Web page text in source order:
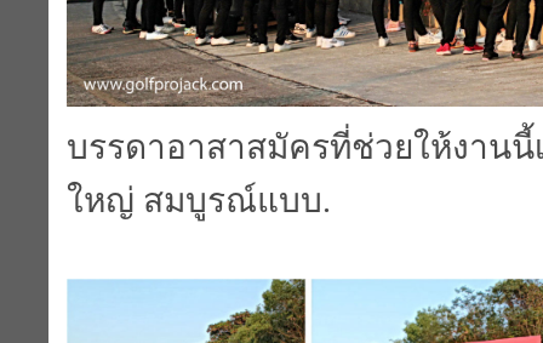
บรรดาอาสาสมัครที่ช่วยให้งาน
ใหญ่ สมบูรณ์แบบ.